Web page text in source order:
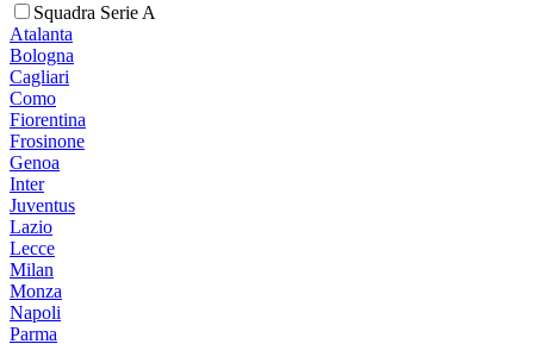
Squadra Serie A
Atalanta
Bologna
Cagliari
Como
Fiorentina
Frosinone
Genoa
Inter
Juventus
Lazio
Lecce
Milan
Monza
Napoli
Parma